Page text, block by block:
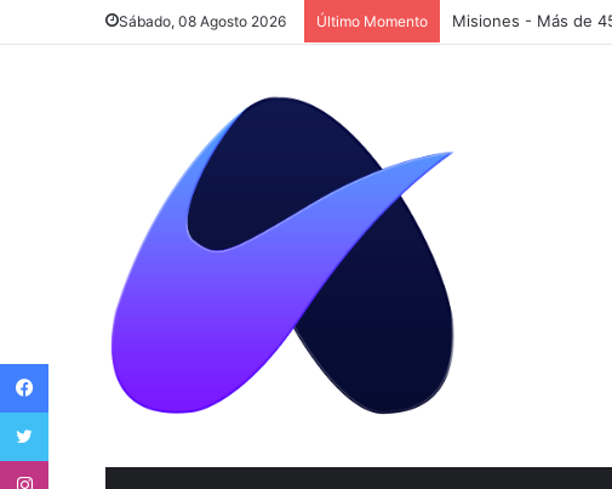
Sábado, 08 Agosto 2026 Último Momento
Facebook